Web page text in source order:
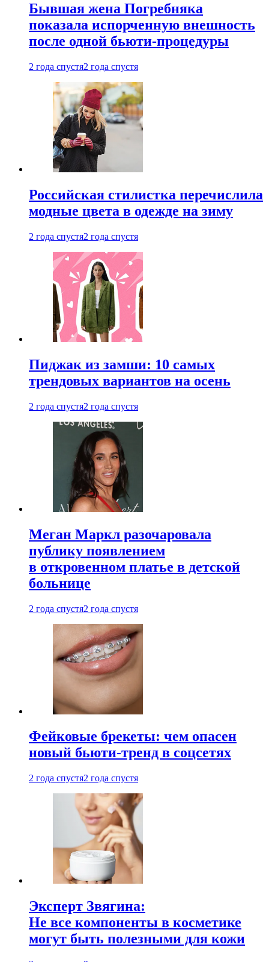
Бывшая жена Погребняка
показала испорченную внешность
после одной бьюти-процедуры
2 года спустя2 года спустя
Российская стилистка перечислила
модные цвета в одежде на зиму
2 года спустя2 года спустя
Пиджак из замши: 10 самых
трендовых вариантов на осень
2 года спустя2 года спустя
Меган Маркл разочаровала
публику появлением
в откровенном платье в детской
больнице
2 года спустя2 года спустя
Фейковые брекеты: чем опасен
новый бьюти-тренд в соцсетях
2 года спустя2 года спустя
Эксперт Звягина:
Не все компоненты в косметике
могут быть полезными для кожи